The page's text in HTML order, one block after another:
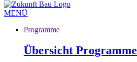
MENÜ
Programme
Übersicht Programme